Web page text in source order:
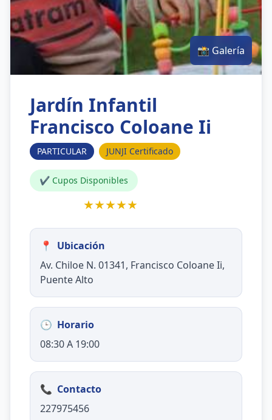
📸 Galería
Jardín Infantil
Francisco Coloane Ii
PARTICULAR JUNJI Certificado
✔ Cupos Disponibles
★★★★★
📍
Ubicación
Av. Chiloe N. 01341, Francisco Coloane Ii,
Puente Alto
🕒 Horario
08:30 A 19:00
📞 Contacto
227975456